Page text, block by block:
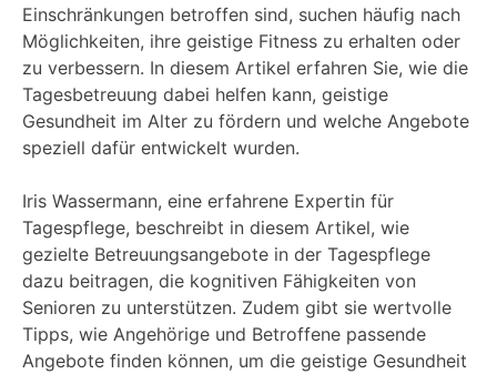
Einschränkungen betroffen sind, suchen häufig nach
Möglichkeiten, ihre geistige Fitness zu erhalten oder
zu verbessern. In diesem Artikel erfahren Sie, wie die
Tagesbetreuung dabei helfen kann, geistige
Gesundheit im Alter zu fördern und welche Angebote
speziell dafür entwickelt wurden.
Iris Wassermann, eine erfahrene Expertin für
Tagespflege, beschreibt in diesem Artikel, wie
gezielte Betreuungsangebote in der Tagespflege
dazu beitragen, die kognitiven Fähigkeiten von
Senioren zu unterstützen. Zudem gibt sie wertvolle
Tipps, wie Angehörige und Betroffene passende
Angebote finden können, um die geistige Gesundheit